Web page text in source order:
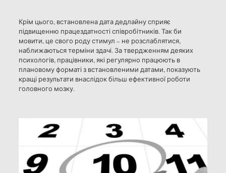
Крім цього, встановлена ​​дата дедлайну сприяє
підвищенню працездатності співробітників. Так би
мовити, це свого роду стимул – не розслаблятися,
наближаються терміни здачі. За твердженням деяких
психологів, працівники, які регулярно працюють в
плановому форматі з встановленими датами, показують
кращі результати внаслідок більш ефективної роботи
головного мозку.